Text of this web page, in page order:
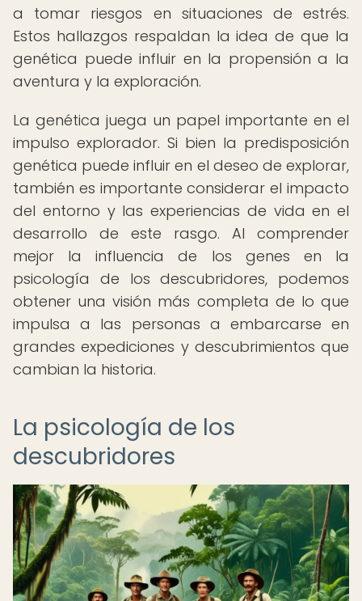
a tomar riesgos en situaciones de estrés.
Estos hallazgos respaldan la idea de que la
genética puede influir en la propensión a la
aventura y la exploración.
La genética juega un papel importante en el
impulso explorador. Si bien la predisposición
genética puede influir en el deseo de explorar,
también es importante considerar el impacto
del entorno y las experiencias de vida en el
desarrollo de este rasgo. Al comprender
mejor la influencia de los genes en la
psicología de los descubridores, podemos
obtener una visión más completa de lo que
impulsa a las personas a embarcarse en
grandes expediciones y descubrimientos que
cambian la historia.
La psicología de los
descubridores